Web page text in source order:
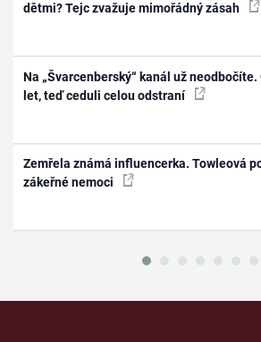
dětmi? Tejc zvažuje mimořádný zásah
Na „Švarcenberský“ kanál už
let, teď ceduli celou odstraní
Zemřela známá influencerka. Towleová
zákeřné nemoci